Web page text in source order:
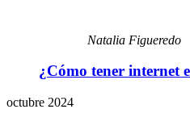
Natalia Figueredo
¿Cómo tener internet
octubre 2024